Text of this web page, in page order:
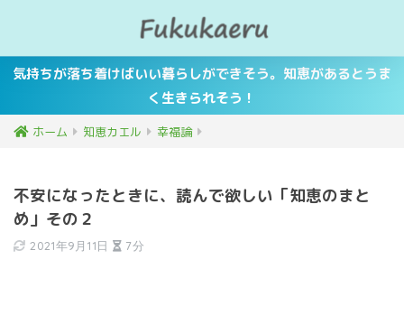
気持ちが落ち着けばいい暮らしができそう。知恵があるとうま
く生きられそう！
ホーム 知恵カエル 幸福論
不安になったときに、読んで欲しい「知恵のまと
め」その２
2021年9月11日 7分